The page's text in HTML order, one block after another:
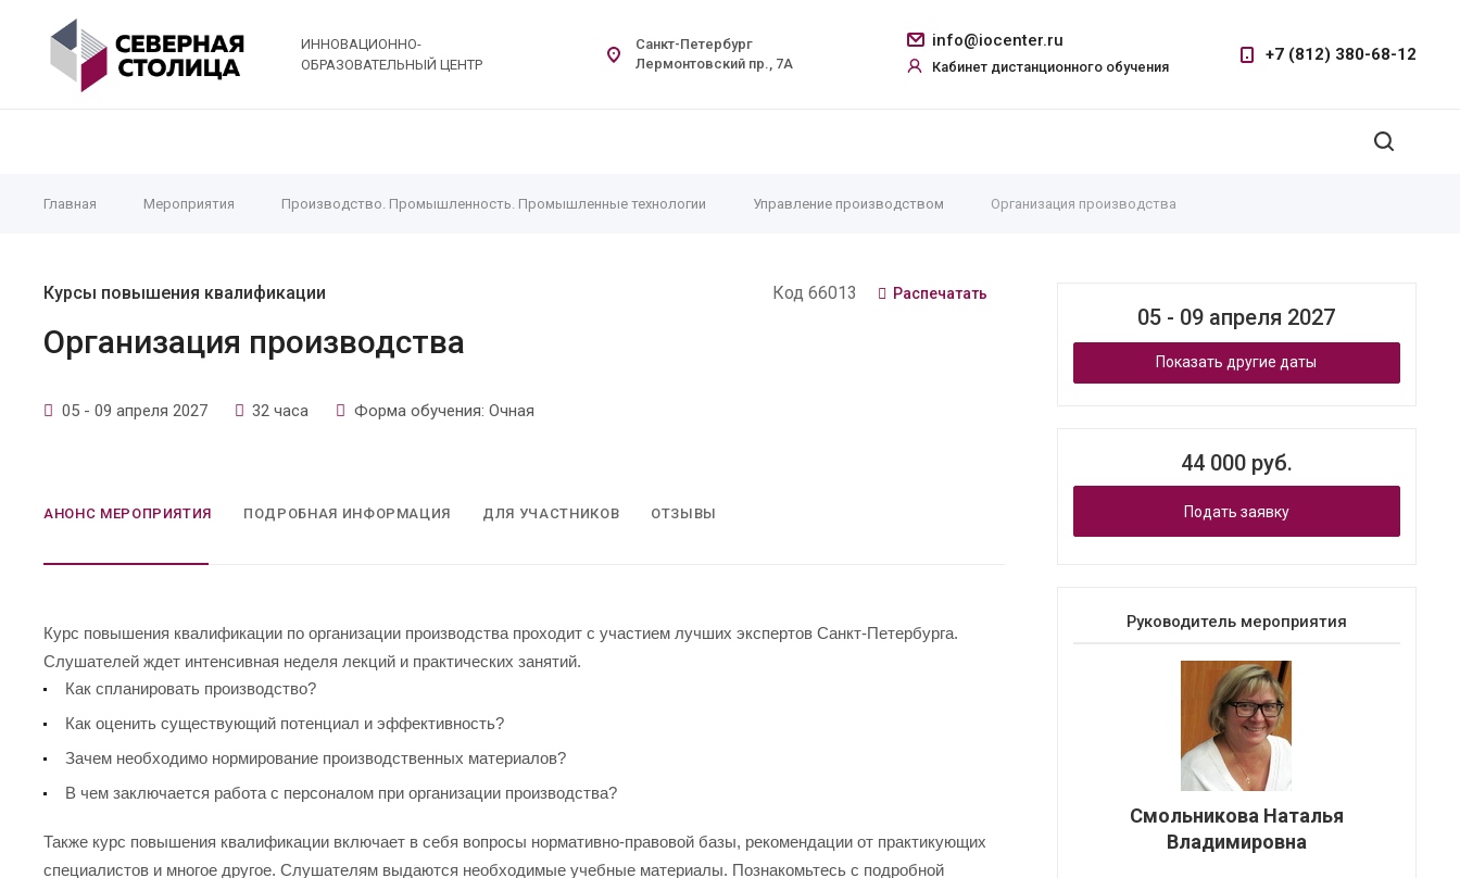
ИННОВАЦИОННО-
ОБРАЗОВАТЕЛЬНЫЙ ЦЕНТР
info@iocenter.ru
Кабинет дистанционного обучения
+7 (812) 380-68-12
Санкт-Петербург
Лермонтовский пр., 7А
Главная Мероприятия Производство. Промышленность. Промышленные технологии Управление производством Организация производства
Курсы повышения квалификации Код 66013 Распечатать
Организация производства
05 - 09 апреля 2027 32 часа Форма обучения: Очная
АНОНС МЕРОПРИЯТИЯ ПОДРОБНАЯ ИНФОРМАЦИЯ ДЛЯ УЧАСТНИКОВ ОТЗЫВЫ
Курс повышения квалификации по организации производства проходит с участием лучших экспертов Санкт-Петербурга.
Слушателей ждет интенсивная неделя лекций и практических занятий.
Как спланировать производство?
Как оценить существующий потенциал и эффективность?
Зачем необходимо нормирование производственных материалов?
В чем заключается работа с персоналом при организации производства?
Также курс повышения квалификации включает в себя вопросы нормативно-правовой базы, рекомендации от практикующих
специалистов и многое другое. Слушателям выдаются необходимые учебные материалы. Познакомьтесь с подробной
05 - 09 апреля 2027
Показать другие даты
44 000 руб.
Подать заявку
Руководитель мероприятия
Смольникова Наталья
Владимировна